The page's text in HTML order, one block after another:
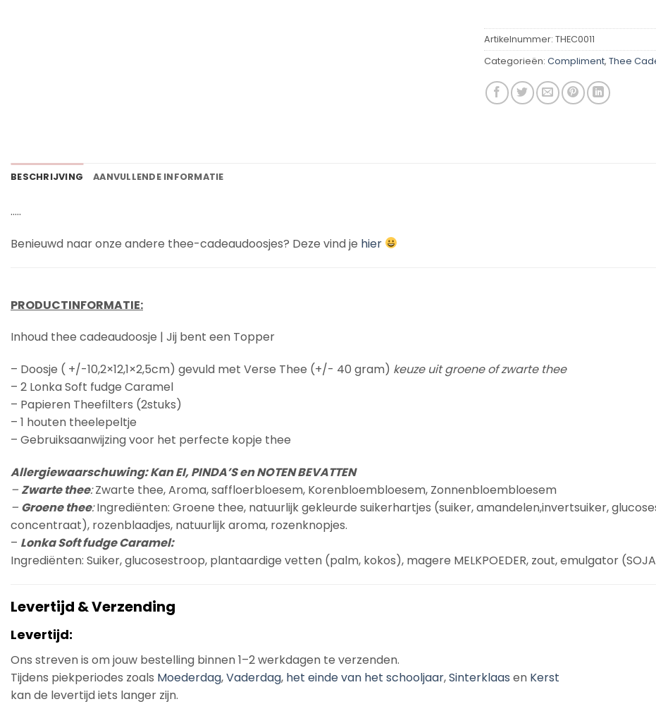
Artikelnummer: THEC0011
Categorieën: Compliment, Thee
BESCHRIJVING AANVULLENDE INFORMATIE
…..
Benieuwd naar onze andere thee-cadeaudoosjes? Deze vind je hier
PRODUCTINFORMATIE:
Inhoud thee cadeaudoosje | Jij bent een Topper
– Doosje ( +/-10,2×12,1×2,5cm) gevuld met Verse Thee (+/- 40 gram) keuze uit groene of zwarte thee
– 2 Lonka Soft fudge Caramel
– Papieren Theefilters (2stuks)
– 1 houten theelepeltje
– Gebruiksaanwijzing voor het perfecte kopje thee
Allergiewaarschuwing: Kan EI, PINDA’S en NOTEN BEVATTEN
– Zwarte thee:Zwarte thee, Aroma, saffloerbloesem, Korenbloembloesem, Zonnenbloembloesem
– Groene thee:Ingrediënten: Groene thee, natuurlijk gekleurde suikerhartjes (suiker, amandelen,invertsuiker,
concentraat), rozenblaadjes, natuurlijk aroma, rozenknopjes.
– Lonka Soft fudge Caramel:
Ingrediënten: Suiker, glucosestroop, plantaardige vetten (palm, kokos), magere MELKPOEDER, zout, emulgator
Levertijd & Verzending
Levertijd:
Ons streven is om jouw bestelling binnen 1–2 werkdagen te verzenden.
Tijdens piekperiodes zoals Moederdag,Vaderdag, het einde van het schooljaar,Sinterklaas en Kerst
kan de levertijd iets langer zijn.